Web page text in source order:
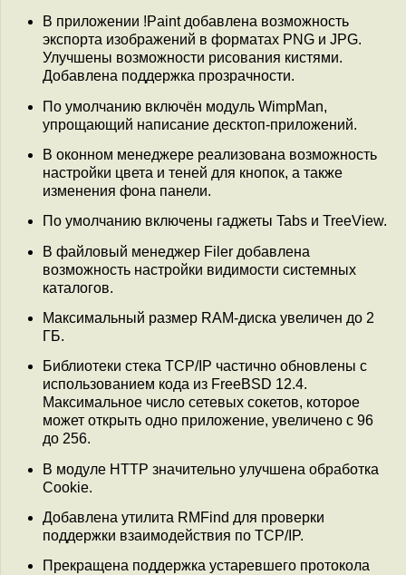
В приложении !Paint добавлена возможность
экспорта изображений в форматах PNG и JPG.
Улучшены возможности рисования кистями.
Добавлена поддержка прозрачности.
По умолчанию включён модуль WimpMan,
упрощающий написание десктоп-приложений.
В оконном менеджере реализована возможность
настройки цвета и теней для кнопок, а также
изменения фона панели.
По умолчанию включены гаджеты Tabs и TreeView.
В файловый менеджер Filer добавлена
возможность настройки видимости системных
каталогов.
Максимальный размер RAM-диска увеличен до 2
ГБ.
Библиотеки стека TCP/IP частично обновлены с
использованием кода из FreeBSD 12.4.
Максимальное число сетевых сокетов, которое
может открыть одно приложение, увеличено с 96
до 256.
В модуле HTTP значительно улучшена обработка
Cookie.
Добавлена утилита RMFind для проверки
поддержки взаимодействия по TCP/IP.
Прекращена поддержка устаревшего протокола